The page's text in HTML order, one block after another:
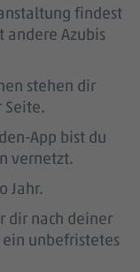
findest
andere Azubis
stehen dir
Seite.
App bist du
vernetzt.
Jahr.
dir nach deiner
unbefristetes